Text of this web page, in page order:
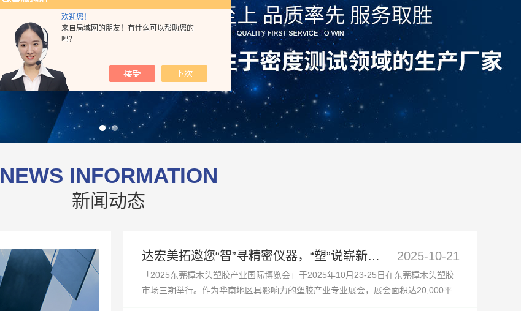
欢迎您！
来自局域网的朋友！有什么可以帮助您的
吗？
NEWS INFORMATION
新闻动态
达宏美拓邀您“智”寻精密仪器，“塑”说崭新未来 2025-10-21
「2025东莞樟木头塑胶产业国际博览会」于2025年10月23-25日在东莞樟木头塑胶
市场三期举行。作为华南地区具影响力的塑胶产业专业展会，展会面积达20,000平